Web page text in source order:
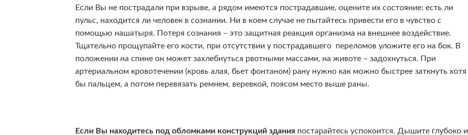
Если Вы не пострадали при взрыве, а рядом имеются пострадавшие, оцените их состояние: есть ли
пульс, находится ли человек в сознании. Ни в коем случае не пытайтесь привести его в чувство с
помощью нашатыря. Потеря сознания – это защитная реакция организма на внешнее воздействие.
Тщательно прощупайте его кости, при отсутствии у пострадавшего переломов уложите его на бок. В
положении на спине он может захлебнуться рвотными массами, на животе – задохнуться. При
артериальном кровотечении (кровь алая, бьет фонтаном) рану нужно как можно быстрее заткнуть хотя
бы пальцем, а потом перевязать ремнем, веревкой, поясом место выше раны.
Если Вы находитесь под обломками конструкций здания постарайтесь успокоится. Дышите глубоко и